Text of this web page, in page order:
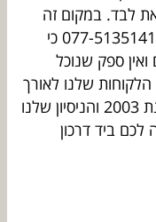
לבד. במקום זה
אתם יכולים להתקשר אלינו למספר: 077-5135141 כי
ספק שנוכל
שלנו לאורך
השנים. המשרד שלנו קיים כבר משנת 2003 והניסיון שלנו
לכם ביד דרכון